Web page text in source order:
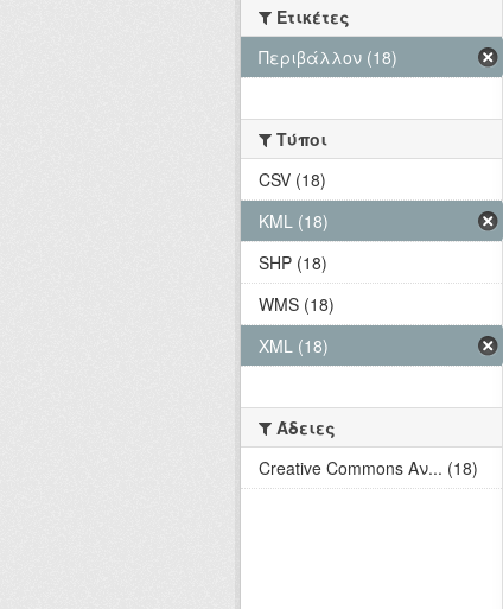
Ετικέτες
Περιβάλλον (18)
Τύποι
CSV (18)
KML (18)
SHP (18)
WMS (18)
XML (18)
Άδειες
Creative Commons Αν... (18)